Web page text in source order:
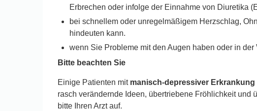
Erbrechen oder infolge der Einnahme von Diuretika
bei schnellem oder unregelmäßigem Herzschlag,
hindeuten kann.
wenn Sie Probleme mit den Augen haben oder in
Bitte beachten Sie
Einige Patienten mit manisch-depressiver Erkrankung
rasch verändernde Ideen, übertriebene Fröhlichkeit
bitte Ihren Arzt auf.